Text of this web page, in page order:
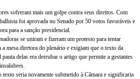
sofreram mais um golpe contra seus direitos. Com
foi aprovada no Senado por 50 votos favoráveis e
para a sanção presidencial.
se uniram e fizeram um protesto para tentar
mesa diretora do plenário e exigiam que o texto da
delas era derrubar o artigo que permite a gestantes
texto seria novamente submetido à Câmara e significaria